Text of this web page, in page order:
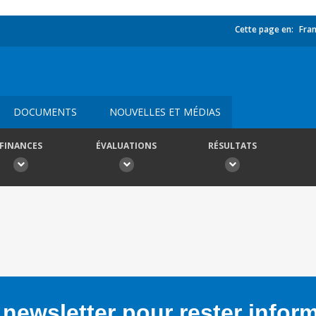
Cette page en:
DOCUMENTS NOUVELLES ET MÉDIAS
ÉVALUATIONS RÉSULTATS